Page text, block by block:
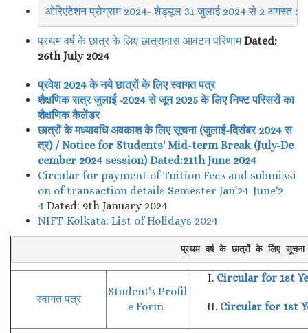
ओरिएंटेशन प्रोग्राम 2024- शेड्यूल 31 जुलाई 2024 से 2 अगस्त
प्रथम वर्ष के छात्र के लिए छात्रावास आवंटन परिणाम Dated:
26th July 2024
प्रवेश 2024 के नये छात्रों के लिए स्वागत पत्र
शैक्षणिक सत्र जुलाई-2024से जून2025के लिए निफ्ट परिसरों का
शैक्षणिक कैलेंडर
छात्रों के मध्यावधि अवकाश के लिए सूचना (जुलाई-दिसंबर 2024 स
त्र) / Notice for Students' Mid-term Break (July-De
cember 2024 session) Dated:21th June 2024
Circular for payment of Tuition Fees and submissi
on of transaction details Semester Jan'24-June'2
4 Dated: 9th January 2024
NIFT-Kolkata: List of Holidays 2024
प्रथम वर्ष के छात्रों के लिए
स्वागत पत्र
Student's Profil
e Form
I. Circular for 1st
II. Circular for 1st